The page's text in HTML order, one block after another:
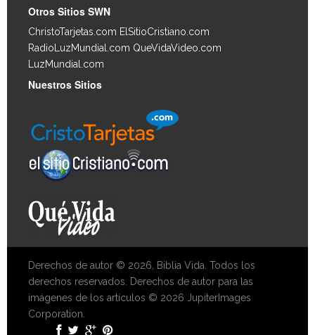
Otros Sitios SWN
ChristoTarjetas.com ElSitioCristiano.com
RadioLuzMundial.com QueVidaVideo.com
LuzMundial.com
Nuestros Sitios
Derechos de autor © 2026, Biblia Vida. Todos los
derechos reservados. Derechos de autor para las
imágenes de los artículos © 2026 JupiterImages
Corporation.